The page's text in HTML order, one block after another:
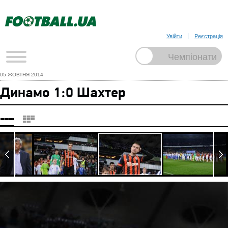
Увійти Реєстрація
05 ЖОВТНЯ 2014
Динамо 1:0 Шахтер